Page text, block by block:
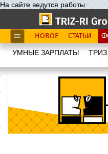
На сайте ведутся работы
НОВОЕ СТАТЬИ
УМНЫЕ ЗАРПЛАТЫ